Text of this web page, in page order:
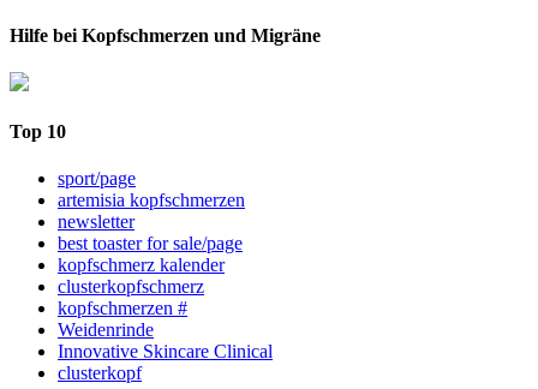
Hilfe bei Kopfschmerzen und Migräne
Top 10
sport/page
artemisia kopfschmerzen
newsletter
best toaster for sale/page
kopfschmerz kalender
clusterkopfschmerz
kopfschmerzen #
Weidenrinde
Innovative Skincare Clinical
clusterkopf